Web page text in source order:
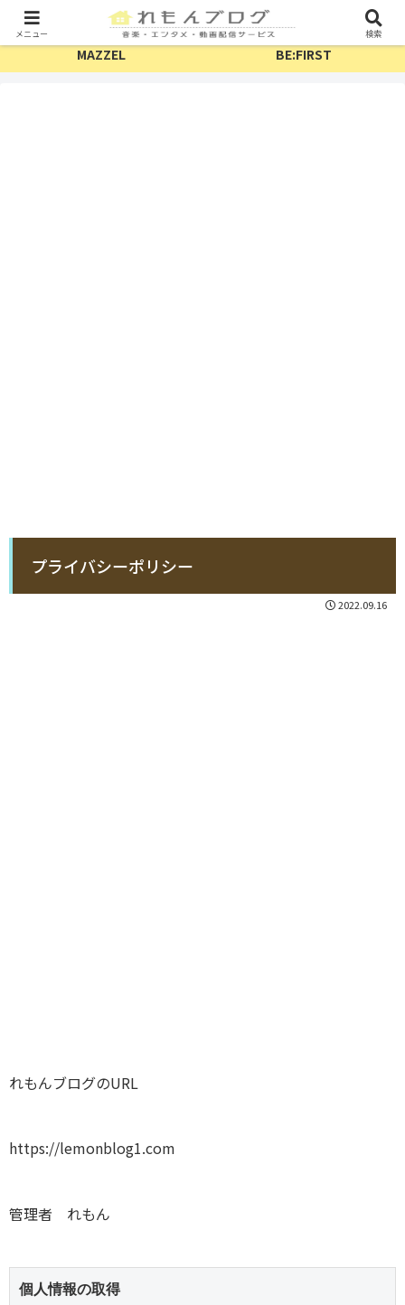
TV・配信
MAZZEL
BE:FIRST
プライバシーポリシー
2022.09.16
れもんブログのURL
https://lemonblog1.com
管理者 れもん
個人情報の取得
メニュー 検索